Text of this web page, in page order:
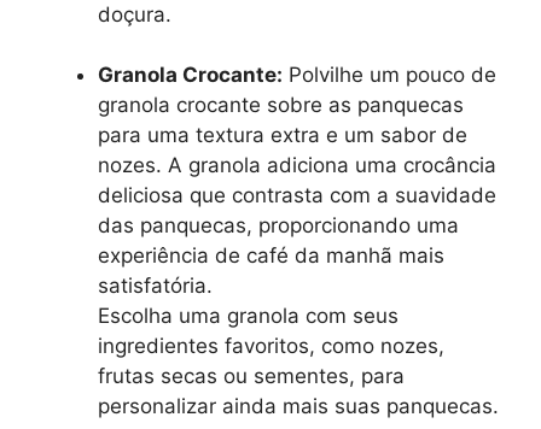
doçura.
Granola Crocante: Polvilhe um pouco de
granola crocante sobre as panquecas
para uma textura extra e um sabor de
nozes. A granola adiciona uma crocância
deliciosa que contrasta com a suavidade
das panquecas, proporcionando uma
experiência de café da manhã mais
satisfatória.
Escolha uma granola com seus
ingredientes favoritos, como nozes,
frutas secas ou sementes, para
personalizar ainda mais suas panquecas.